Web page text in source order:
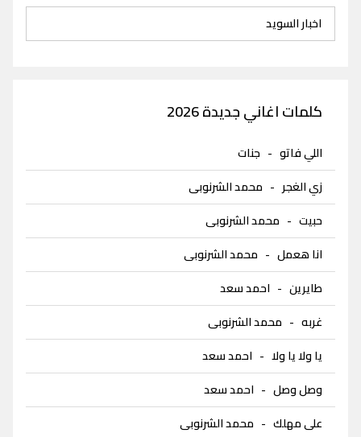
اخبار السويد
كلمات اغاني جديدة 2026
اللي فاتو - جنات
زي الغجر - محمد الشرنوبى
حبيت - محمد الشرنوبى
انا هعمل - محمد الشرنوبى
طايرين - احمد سعد
غربه - محمد الشرنوبى
يا ولا يا ولا - احمد سعد
وصل وصل - احمد سعد
على مهلك - محمد الشرنوبى